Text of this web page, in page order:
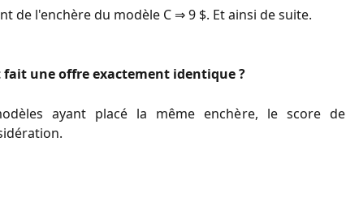
de l'enchère du modèle C ⇒ 9 $. Et ainsi de suite.
fait une offre exactement identique ?
ayant placé la même enchère, le score de